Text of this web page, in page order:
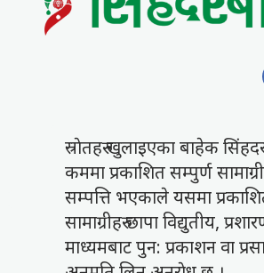
स्राेतहरु खुलाइएका बाहेक
कममा प्रकाशित सम्पुर्ण
सम्पत्ति भएकाले यसमा
सामाग्रीहरु छापा विद्युतीय,
माध्यमबाट पुन: प्रकाशन वा